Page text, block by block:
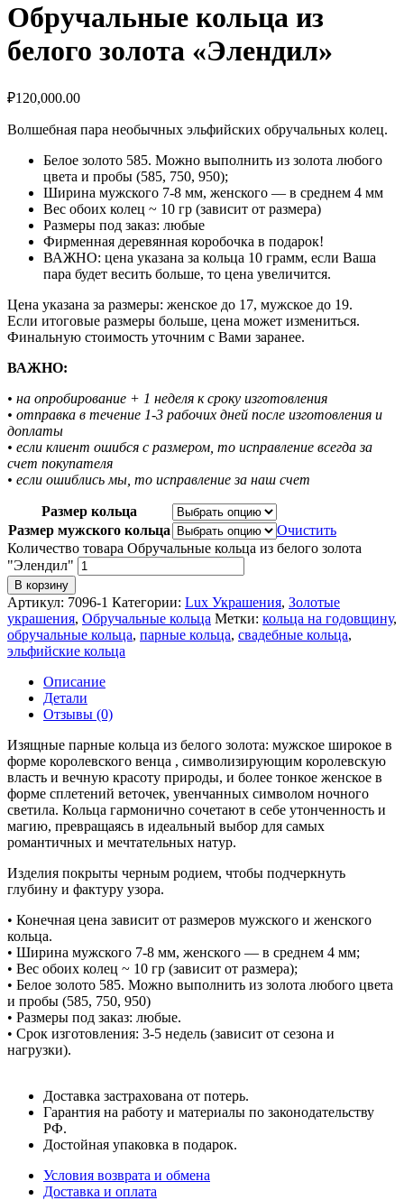
Обручальные кольца из
белого золота «Элендил»
₽120,000.00
Волшебная пара необычных эльфийских обручальных колец.
Белое золото 585. Можно выполнить из золота любого
цвета и пробы (585, 750, 950);
Ширина мужского 7-8 мм, женского — в среднем 4 мм
Вес обоих колец ~ 10 гр (зависит от размера)
Размеры под заказ: любые
Фирменная деревянная коробочка в подарок!
ВАЖНО: цена указана за кольца 10 грамм, если Ваша
пара будет весить больше, то цена увеличится.
Цена указана за размеры: женское до 17, мужское до 19.
Если итоговые размеры больше, цена может измениться.
Финальную стоимость уточним с Вами заранее.
ВАЖНО:
• на опробирование + 1 неделя к сроку изготовления
• отправка в течение 1-3 рабочих дней после изготовления и
доплаты
• если клиент ошибся с размером, то исправление всегда за
счет покупателя
• если ошиблись мы, то исправление за наш счет
Размер кольца
Размер мужского кольца
Очистить
Количество товара Обручальные кольца из белого золота
"Элендил"
В корзину
Артикул: 7096-1 Категории: Lux Украшения, Золотые
украшения, Обручальные кольца Метки: кольца на годовщину,
обручальные кольца, парные кольца, свадебные кольца,
эльфийские кольца
Описание
Детали
Отзывы (0)
Изящные парные кольца из белого золота: мужское широкое в
форме королевского венца , символизирующим королевскую
власть и вечную красоту природы, и более тонкое женское в
форме сплетений веточек, увенчанных символом ночного
светила. Кольца гармонично сочетают в себе утонченность и
магию, превращаясь в идеальный выбор для самых
романтичных и мечтательных натур.
Изделия покрыты черным родием, чтобы подчеркнуть
глубину и фактуру узора.
• Конечная цена зависит от размеров мужского и женского
кольца.
• Ширина мужского 7-8 мм, женского — в среднем 4 мм;
• Вес обоих колец ~ 10 гр (зависит от размера);
• Белое золото 585. Можно выполнить из золота любого цвета
и пробы (585, 750, 950)
• Размеры под заказ: любые.
• Срок изготовления: 3-5 недель (зависит от сезона и
нагрузки).
Доставка застрахована от потерь.
Гарантия на работу и материалы по законодательству
РФ.
Достойная упаковка в подарок.
Условия возврата и обмена
Доставка и оплата